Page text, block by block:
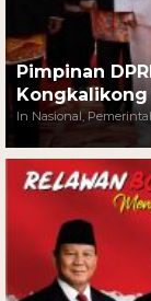
Pimpinan
In Nasional,